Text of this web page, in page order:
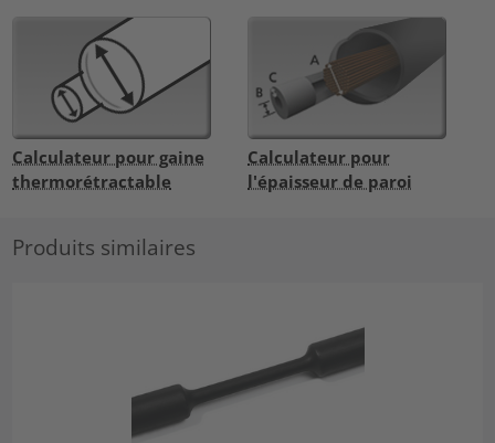
Calculateur pour gaine
thermorétractable
Calculateur pour
l'épaisseur de paroi
Produits similaires